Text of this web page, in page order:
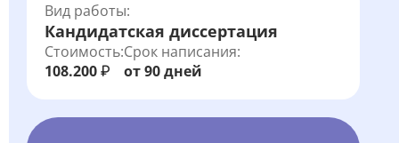
Вид работы:
Кандидатская диссертация
Стоимость:
108.200 ₽
Срок написания:
от 90 дней